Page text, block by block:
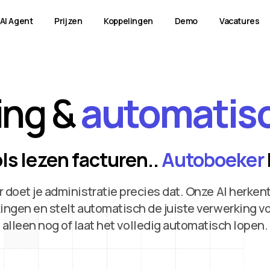
Vraagposten & klant
dashboard
Ontbreekt er info? Autoboeker zet
automatisch een gerichte vraag uit naar je
klant.
AI Agent Prijzen Koppelingen Demo Vacatures
&
lezen facturen..Autoboeker
doet je administratie precies dat. Onze AI
en stelt automatisch de juiste verwerking
alleen nog of laat het volledig automatisch lopen.